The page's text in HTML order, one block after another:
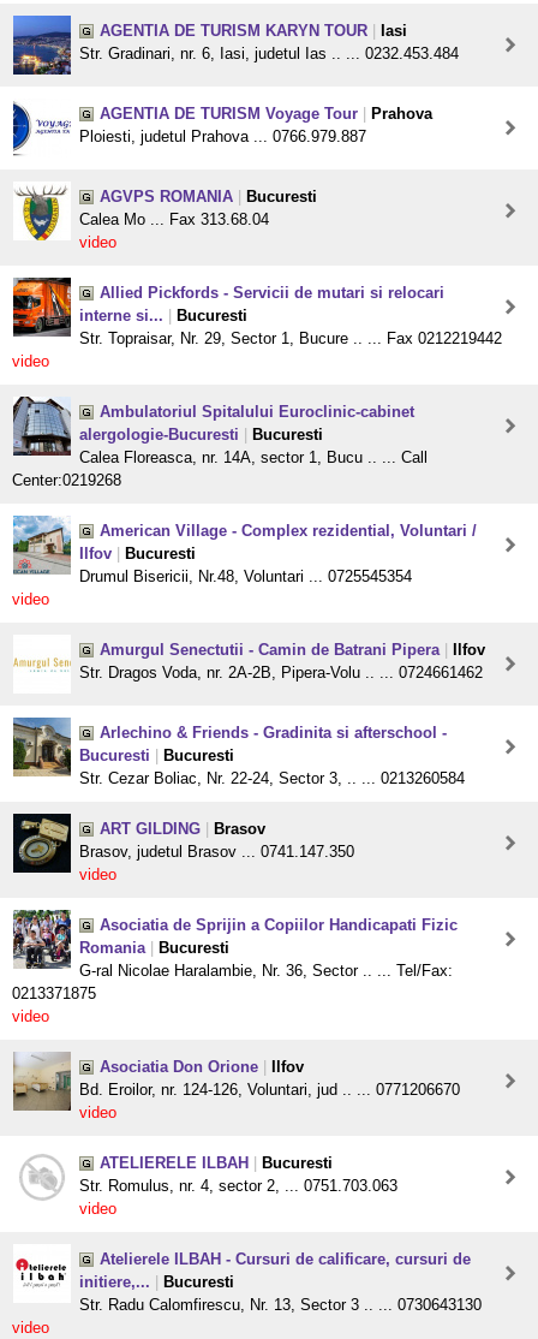
AGENTIA DE TURISM KARYN TOUR
Iasi
Str. Gradinari, nr. 6, Iasi, judetul Ias .. ... 0232.453.484
AGENTIA DE TURISM Voyage Tour
Prahova
Ploiesti, judetul Prahova ... 0766.979.887
AGVPS ROMANIA
Bucuresti
Calea Mo ... Fax 313.68.04
video
Allied Pickfords - Servicii de mutari si relocari
interne si...
Bucuresti
Str. Topraisar, Nr. 29, Sector 1, Bucure .. ... Fax 0212219442
video
Ambulatoriul Spitalului Euroclinic-cabinet
alergologie-Bucuresti
Bucuresti
Calea Floreasca, nr. 14A, sector 1, Bucu .. ... Call
Center:0219268
American Village - Complex rezidential, Voluntari /
Ilfov
Bucuresti
Drumul Bisericii, Nr.48, Voluntari ... 0725545354
video
Amurgul Senectutii - Camin de Batrani Pipera
Ilfov
Str. Dragos Voda, nr. 2A-2B, Pipera-Volu .. ... 0724661462
Arlechino & Friends - Gradinita si afterschool -
Bucuresti
Bucuresti
Str. Cezar Boliac, Nr. 22-24, Sector 3, .. ... 0213260584
ART GILDING
Brasov
Brasov, judetul Brasov ... 0741.147.350
video
Asociatia de Sprijin a Copiilor Handicapati Fizic
Romania
Bucuresti
G-ral Nicolae Haralambie, Nr. 36, Sector .. ... Tel/Fax:
0213371875
video
Asociatia Don Orione
Ilfov
Bd. Eroilor, nr. 124-126, Voluntari, jud .. ... 0771206670
video
ATELIERELE ILBAH
Bucuresti
Str. Romulus, nr. 4, sector 2, ... 0751.703.063
video
Atelierele ILBAH - Cursuri de calificare, cursuri de
initiere,...
Bucuresti
Str. Radu Calomfirescu, Nr. 13, Sector 3 .. ... 0730643130
video